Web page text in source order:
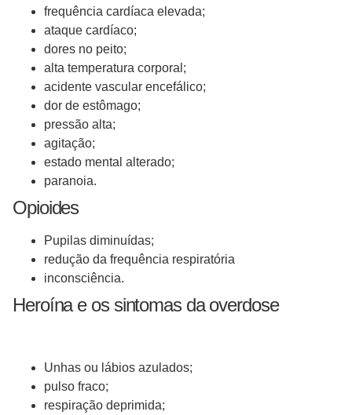
frequência cardíaca elevada;
ataque cardíaco;
dores no peito;
alta temperatura corporal;
acidente vascular encefálico;
dor de estômago;
pressão alta;
agitação;
estado mental alterado;
paranoia.
Opioides
Pupilas diminuídas;
redução da frequência respiratória
inconsciência.
Heroína e os sintomas da overdose
Unhas ou lábios azulados;
pulso fraco;
respiração deprimida;